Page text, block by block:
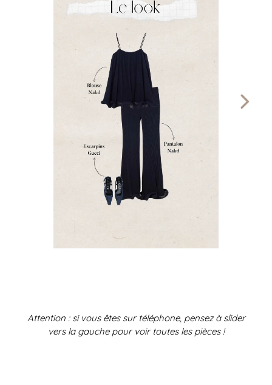
Attention : si vous êtes sur téléphone, pensez à slider
vers la gauche pour voir toutes les pièces !